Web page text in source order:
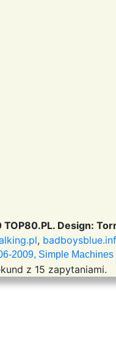
Design:
,
2009, Simple Machines
z 15 zapytaniami.